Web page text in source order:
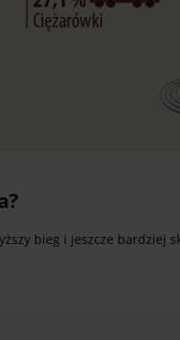
bieg i jeszcze bardziej